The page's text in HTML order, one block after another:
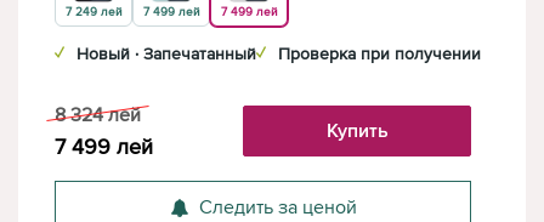
7 249 лей 7 499 лей 7 499 лей
✓ Новый · Запечатанный✓ Проверка при получении
8 324 лей
7 499 лей
Купить
Следить за ценой